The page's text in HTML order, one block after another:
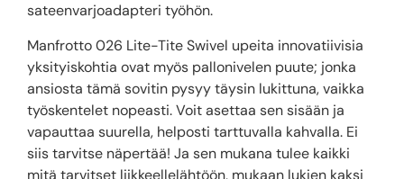
sateenvarjoadapteri työhön.
Manfrotto 026 Lite-Tite Swivel upeita innovatiivisia
yksityiskohtia ovat myös pallonivelen puute; jonka
ansiosta tämä sovitin pysyy täysin lukittuna, vaikka
työskentelet nopeasti. Voit asettaa sen sisään ja
vapauttaa suurella, helposti tarttuvalla kahvalla. Ei
siis tarvitse näpertää! Ja sen mukana tulee kaikki
mitä tarvitset liikkeellelähtöön, mukaan lukien kaksi